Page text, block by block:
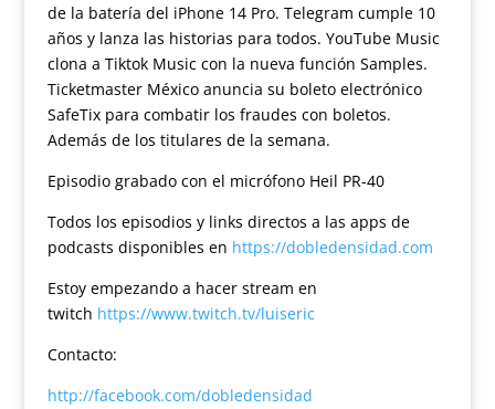
de la batería del iPhone 14 Pro. Telegram cumple 10
años y lanza las historias para todos. YouTube Music
clona a Tiktok Music con la nueva función Samples.
Ticketmaster México anuncia su boleto electrónico
SafeTix para combatir los fraudes con boletos.
Además de los titulares de la semana.
Episodio grabado con el micrófono Heil PR-40
Todos los episodios y links directos a las apps de
podcasts disponibles en https://dobledensidad.com
Estoy empezando a hacer stream en
twitch https://www.twitch.tv/luiseric
Contacto:
http://facebook.com/dobledensidad